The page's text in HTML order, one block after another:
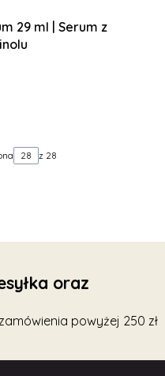
29 ml | Serum z
strony z produktami
z 28
oraz
powyżej 250 zł